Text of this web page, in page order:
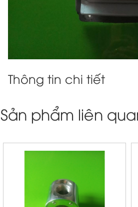
Thông tin chi tiết
Sản phẩm liên